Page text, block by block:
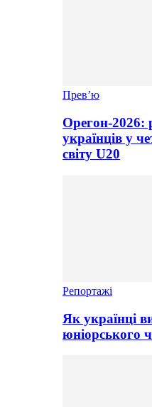
Прев’ю
Орегон-2026:
українців у
світу U20
Репортажі
Як українці
юніорського